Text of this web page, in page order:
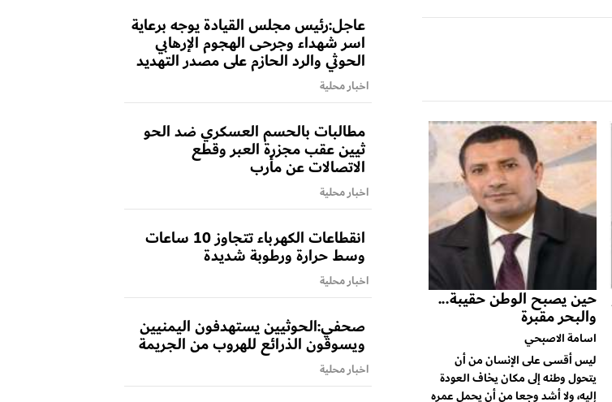
حين يصبح الوطن حقيبة...
والبحر مقبرة
اسامة الاصبحي
ليس أقسى على الإنسان من أن
يتحول وطنه إلى مكان يخاف العودة
إليه، ولا أشد وجعا من أن يحمل عمره
عاجل:رئيس مجلس القيادة يوجه برعاية
اسر شهداء وجرحى الهجوم الإرهابي
الحوثي والرد الحازم على مصدر التهديد
اخبار محلية
مطالبات بالحسم العسكري ضد الحو
ثيين عقب مجزرة العبر وقطع
الاتصالات عن مأرب
اخبار محلية
انقطاعات الكهرباء تتجاوز 10 ساعات
وسط حرارة ورطوبة شديدة
اخبار محلية
صحفي:الحوثيين يستهدفون اليمنيين
ويسوقون الذرائع للهروب من الجريمة
اخبار محلية